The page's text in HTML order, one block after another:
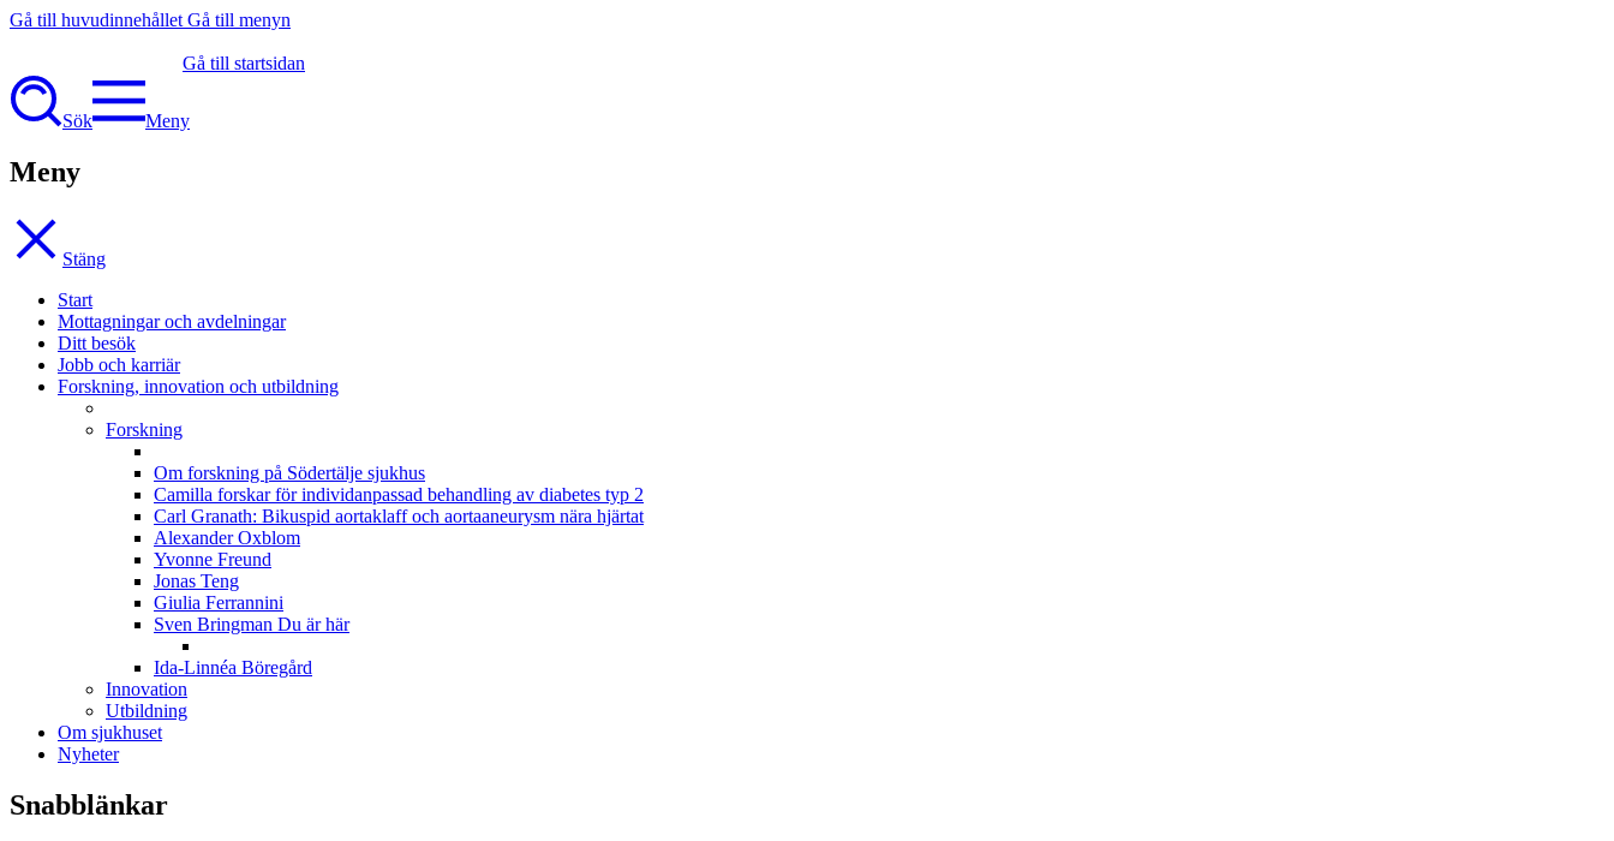
Gå till huvudinnehållet Gå till menyn
Gå till startsidan
Sök Meny
Meny
Stäng
Start
Mottagningar och avdelningar
Ditt besök
Jobb och karriär
Forskning, innovation och utbildning
Forskning
Om forskning på Södertälje sjukhus
Camilla forskar för individanpassad behandling av diabetes typ 2
Carl Granath: Bikuspid aortaklaff och aortaaneurysm nära hjärtat
Alexander Oxblom
Yvonne Freund
Jonas Teng
Giulia Ferrannini
Sven Bringman Du är här
Ida-Linnéa Böregård
Innovation
Utbildning
Om sjukhuset
Nyheter
Snabblänkar